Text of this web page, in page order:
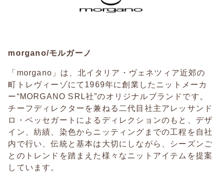
morgano/モルガーノ
「morgano」は、北イタリア・ヴェネツィア近郊の
町トレヴィーゾにて1969年に創業したニットメーカ
ー“MORGANO SRL社”のオリジナルブランドです。
チーフディレクターを兼ねる二代目社主アレッサンド
ロ・ベッセガートによるディレクションのもと、デザ
イン、紡績、染色からニッティングまでの工程を自社
内で行い、伝統と基本は大切にしながら、シーズンご
とのトレンドを踏まえた様々なニットアイテムを提案
しています。